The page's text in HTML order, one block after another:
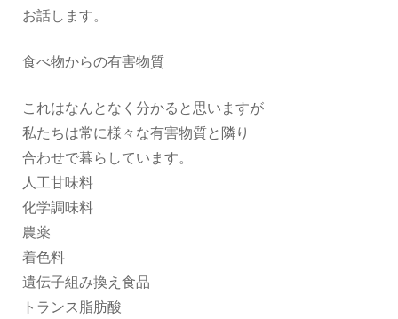
お話します。
食べ物からの有害物質
これはなんとなく分かると思いますが
私たちは常に様々な有害物質と隣り
合わせで暮らしています。
人工甘味料
化学調味料
農薬
着色料
遺伝子組み換え食品
トランス脂肪酸